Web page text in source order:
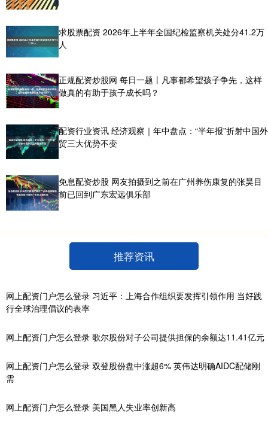
求股票配资 2026年上半年全国纪检监察机关处分41.2万
人
正规配资炒股网 每日一题丨凡事都希望孩子争先，这样
做真的有助于孩子成长吗？
配资行业资讯 经济观察｜年中盘点：“半年报”折射中国外
贸三大优势不变
免息配资炒股 网友拍摄到之前在广州养伤康复的张昊目
前已回到广东宏远俱乐部
推荐资讯
网上配资门户怎么登录 习近平：上海合作组织要发挥引领作用 当好践
行全球治理倡议的表率
网上配资门户怎么登录 歌尔股份对子公司提供担保的余额达11.41亿元
网上配资门户怎么登录 双登股份盘中涨超6% 英伟达明确AIDC配储刚
需
网上配资门户怎么登录 美国黑人失业率创新高